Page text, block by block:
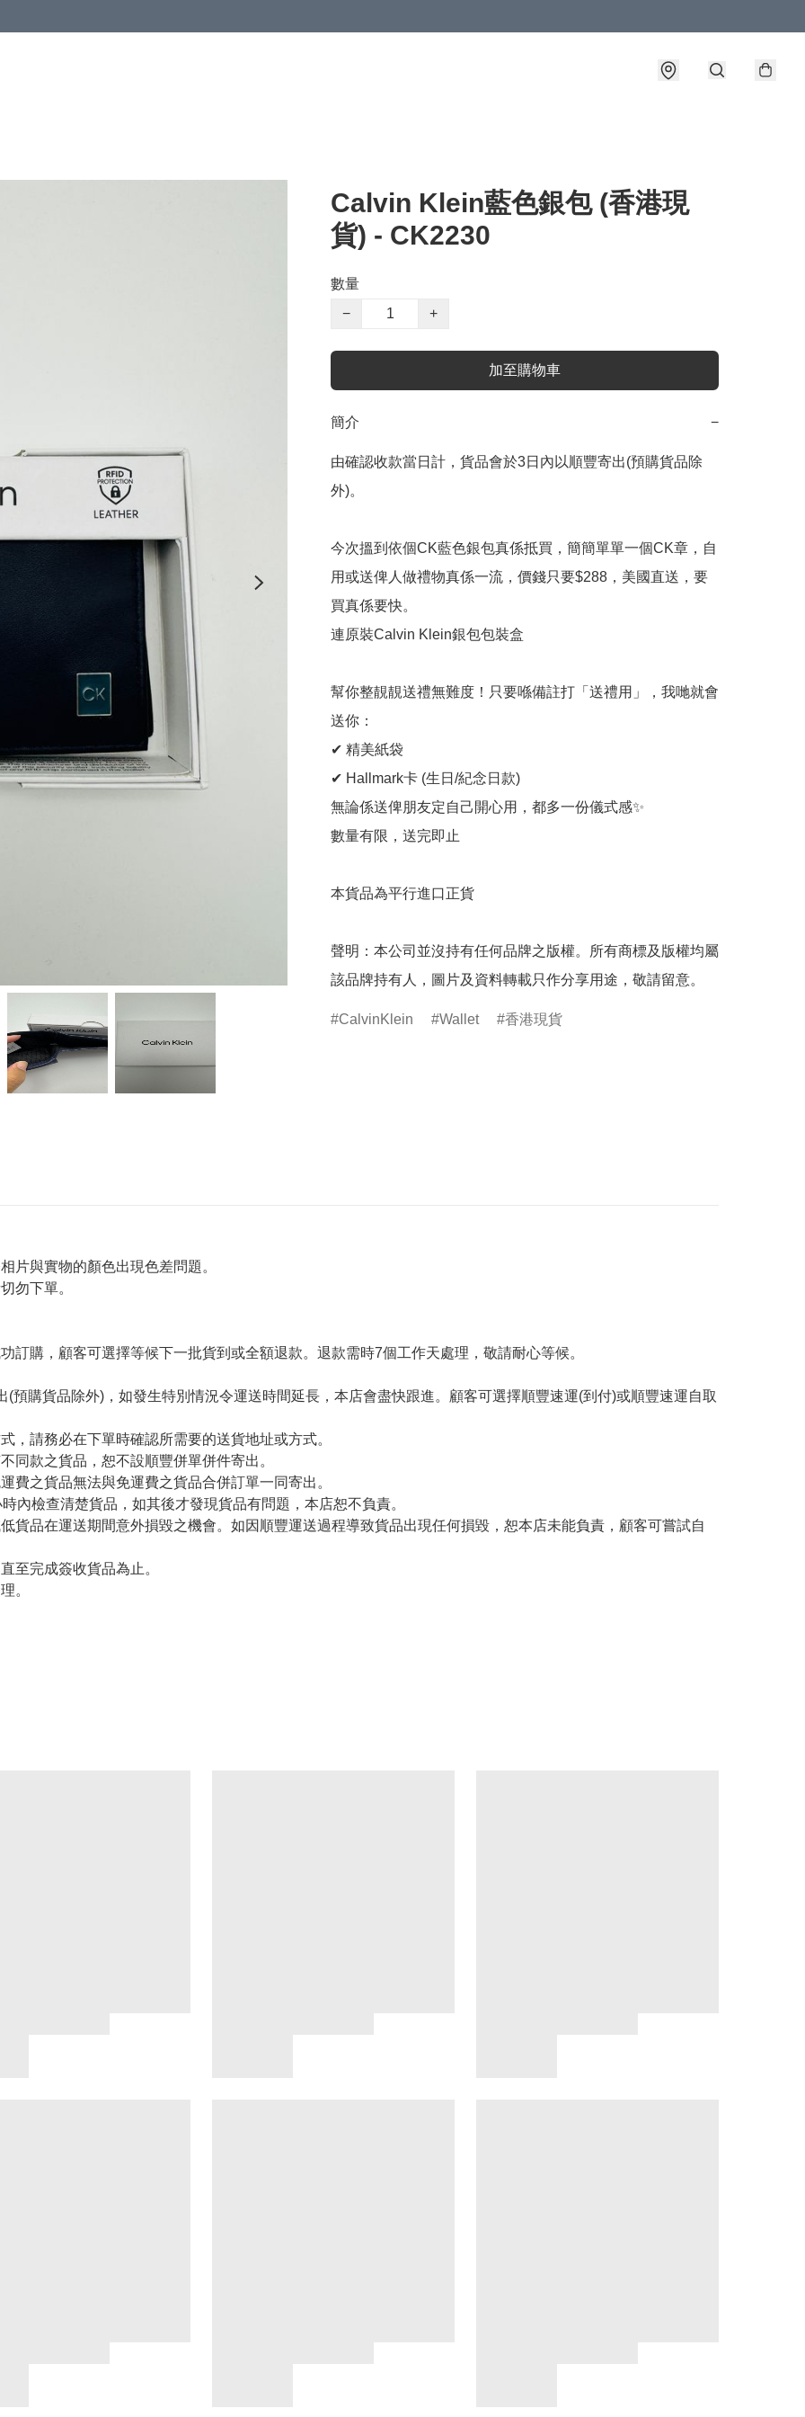
Calvin Klein藍色銀包 (香港現
貨) - CK2230
數量
−
+
加至購物車
簡介 −
由確認收款當日計，貨品會於3日內以順豐寄出(預購貨品除
外)。
今次搵到依個CK藍色銀包真係抵買，簡簡單單一個CK章，自
用或送俾人做禮物真係一流，價錢只要$288，美國直送，要
買真係要快。
連原裝Calvin Klein銀包包裝盒
幫你整靚靚送禮無難度！只要喺備註打「送禮用」，我哋就會
送你：
✔ 精美紙袋
✔ Hallmark卡 (生日/紀念日款)
無論係送俾朋友定自己開心用，都多一份儀式感✨
數量有限，送完即止
本貨品為平行進口正貨
聲明：本公司並沒持有任何品牌之版權。所有商標及版權均屬
該品牌持有人，圖片及資料轉載只作分享用途，敬請留意。
CalvinKlein Wallet 香港現貨
與實物的顏色出現色差問題。
勿下單。
購，顧客可選擇等候下一批貨到或全額退款。退款需時7個工作天處理，敬請耐心等候。
購貨品除外)，如發生特別情況令運送時間延長，本店會盡快跟進。顧客可選擇順豐速運(到付)或順豐速運自取
請務必在下單時確認所需要的送貨地址或方式。
款之貨品，恕不設順豐併單併件寄出。
之貨品無法與免運費之貨品合併訂單一同寄出。
檢查清楚貨品，如其後才發現貨品有問題，本店恕不負責。
品在運送期間意外損毀之機會。如因順豐運送過程導致貨品出現任何損毀，恕本店未能負責，顧客可嘗試自
完成簽收貨品為止。
。